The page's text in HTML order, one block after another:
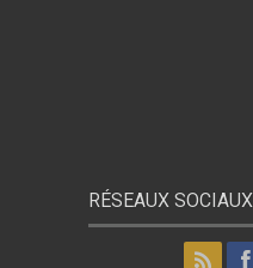
RÉSEAUX SOCIAUX